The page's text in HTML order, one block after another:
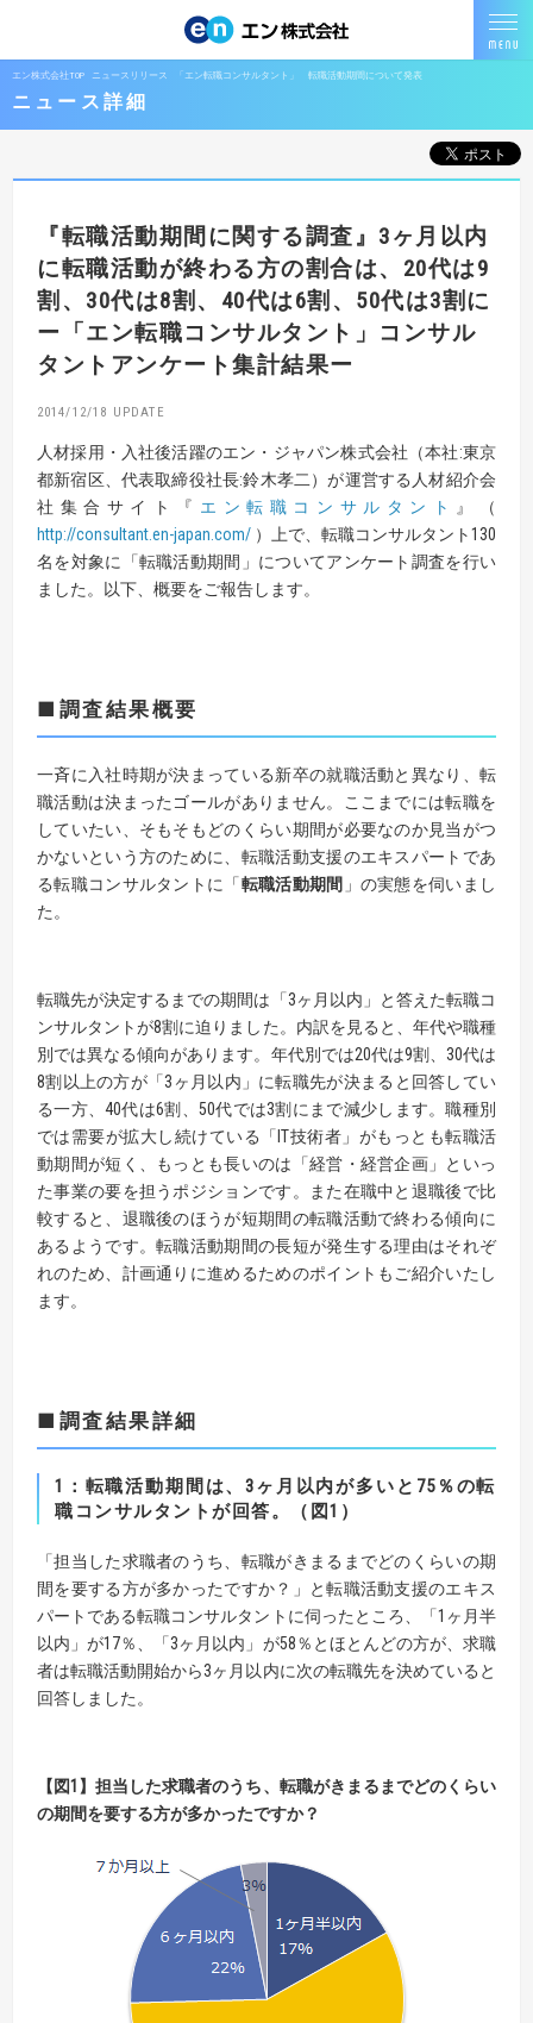
エン株式会社TOP ニュースリリース 「エン転職コンサルタント」 転職活動期間について発表
ニュース詳細
『転職活動期間に関する調査』 3ヶ月以内
に転職活動が終わる方の割合は、 20代は9
割、30代は8割、40代は6割、50代は3割に
ー「エン転職コンサルタント」コンサル
タントアンケート集計結果ー
2014/12/18
人材採用・入社後活躍のエン・ジャパン株式会社（本社:東京
都新宿区、代表取締役社長:鈴木孝二）が運営する人材紹介会
社集合サイト『 エン転職コンサルタント 』（
http://consultant.en-japan.com/ ）上で、転職コンサルタント130
名を対象に「転職活動期間」についてアンケート調査を行い
ました。以下、概要をご報告します。
■調査結果概要
一斉に入社時期が決まっている新卒の就職活動と異なり、転
職活動は決まったゴールがありません。ここまでには転職を
していたい、そもそもどのくらい期間が必要なのか見当がつ
かないという方のために、転職活動支援のエキスパートであ
る転職コンサルタントに「転職活動期間 」の実態を伺いまし
た。
転職先が決定するまでの期間は「3ヶ月以内」と答えた転職コ
ンサルタントが8割に迫りました。内訳を見ると、年代や職種
別では異なる傾向があります。年代別では20代は9割、30代は
8割以上の方が「3ヶ月以内」に転職先が決まると回答してい
る一方、40代は6割、50代では3割にまで減少します。職種別
では需要が拡大し続けている「IT技術者」がもっとも転職活
動期間が短く、もっとも長いのは「経営・経営企画」といっ
た事業の要を担うポジションです。また在職中と退職後で比
較すると、退職後のほうが短期間の転職活動で終わる傾向に
あるようです。転職活動期間の長短が発生する理由はそれぞ
れのため、計画通りに進めるためのポイントもご紹介いたし
ます。
■調査結果詳細
1：転職活動期間は、3ヶ月以内が多いと75％の転
職コンサルタントが回答。（図1）
「担当した求職者のうち、転職がきまるまでどのくらいの期
間を要する方が多かったですか？」と転職活動支援のエキス
パートである転職コンサルタントに伺ったところ、「1ヶ月半
以内」が17％、「3ヶ月以内」が58％とほとんどの方が、求職
者は転職活動開始から3ヶ月以内に次の転職先を決めていると
回答しました。
【図1】担当した求職者のうち、転職がきまるまでどのくらい
の期間を要する方が多かったですか？